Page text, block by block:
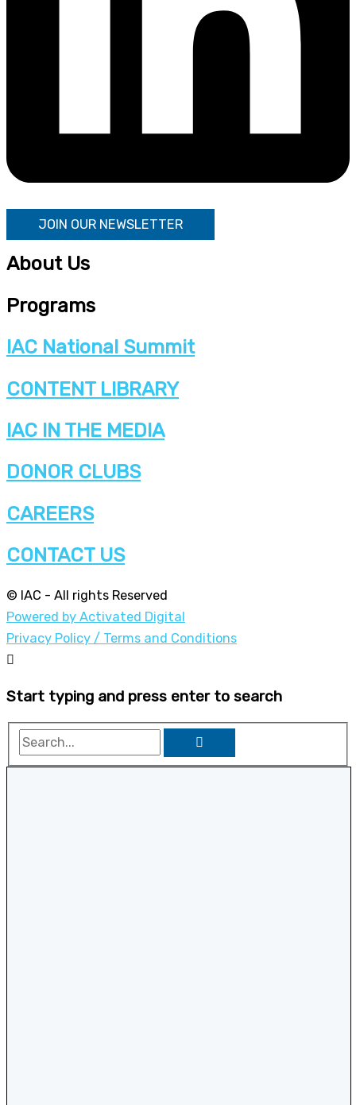
JOIN OUR NEWSLETTER
About Us
Programs
IAC National Summit
CONTENT LIBRARY
IAC IN THE MEDIA
DONOR CLUBS
CAREERS
CONTACT US
© IAC - All rights Reserved
Powered by Activated Digital
Privacy Policy / Terms and Conditions
Start typing and press enter to search